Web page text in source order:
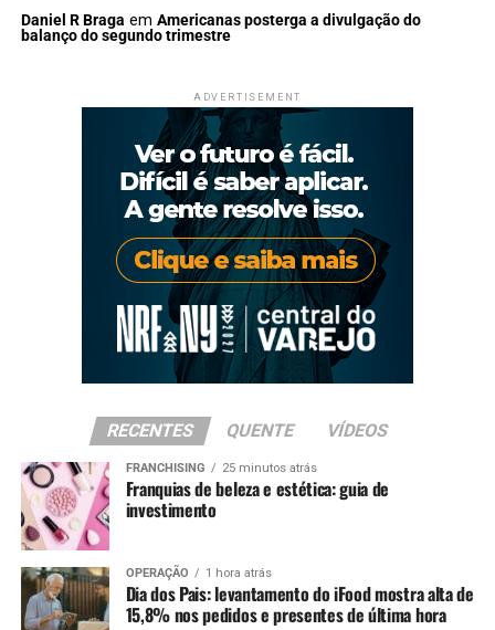
Daniel R Braga em Americanas posterga a divulgação do
balanço do segundo trimestre
ADVERTISEMENT
RECENTES QUENTE VÍDEOS
FRANCHISING 25 minutos atrás
Franquias de beleza e estética: guia de
investimento
OPERAÇÃO 1 hora atrás
Dia dos Pais: levantamento do iFood mostra alta de
15,8% nos pedidos e presentes de última hora